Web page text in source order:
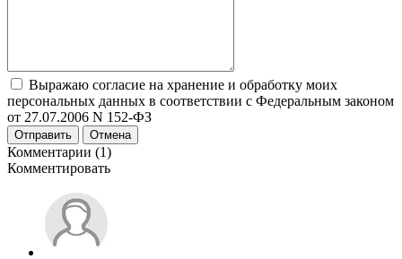
Выражаю согласие на хранение и обработку моих
персональных данных в соответствии с Федеральным законом
от 27.07.2006 N 152-ФЗ
Отправить Отмена
Комментарии (1)
Комментировать